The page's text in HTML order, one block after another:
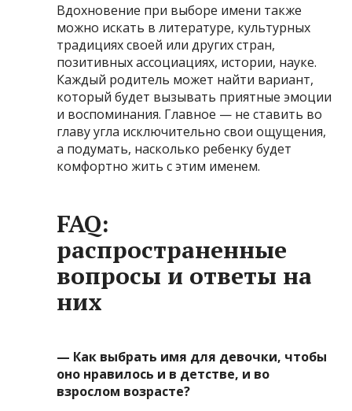
Вдохновение при выборе имени также
можно искать в литературе, культурных
традициях своей или других стран,
позитивных ассоциациях, истории, науке.
Каждый родитель может найти вариант,
который будет вызывать приятные эмоции
и воспоминания. Главное — не ставить во
главу угла исключительно свои ощущения,
а подумать, насколько ребенку будет
комфортно жить с этим именем.
FAQ:
распространенные
вопросы и ответы на
них
— Как выбрать имя для девочки, чтобы
оно нравилось и в детстве, и во
взрослом возрасте?